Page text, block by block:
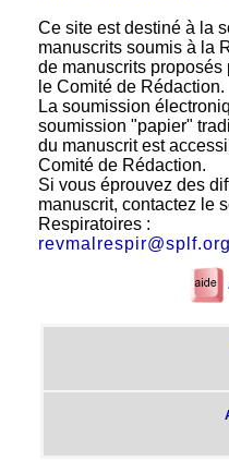
Ce site est destiné à la
manuscrits soumis à la
de manuscrits
le Comité de Rédaction.
La soumission
soumission "papier"
du manuscrit est
Comité de Rédaction.
Si vous éprouvez des
manuscrit, contactez le
Respiratoires :
revmalrespir@splf.org